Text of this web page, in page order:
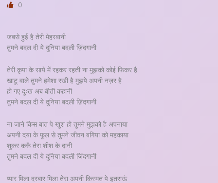
0
जबसे हुई है तेरी मेहरबानी
तुमने बदल दी ये दुनिया बदली ज़िंदगानी
तेरी कृपा के साये में रहकर रहती ना मुझको कोई फिकर है
खाटू वाले तुमने हमेशा रखी है मुझपे अपनी नज़र है
हो गए दुःख अब बीती कहानी
तुमने बदल दी ये दुनिया बदली ज़िंदगानी
ना जाने किस बात पे खुश हो तुमने मुझको है अपनाया
अपनी दया के फूल से तुमने जीवन बगिया को महकाया
शुकर करूँ तेरा शीश के दानी
तुमने बदल दी ये दुनिया बदली ज़िंदगानी
प्यार मिला दरबार मिला तेरा अपनी किस्मत पे इतराऊं